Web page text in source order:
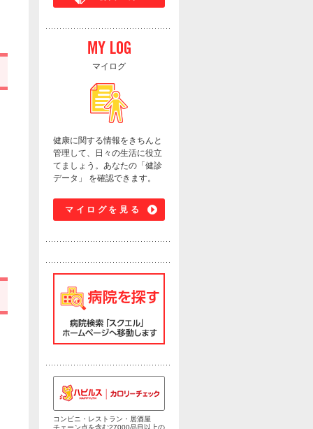
マイログ
健康に関する情報をきちんと
管理して、日々の生活に役立
てましょう。あなたの「健診
データ」 を確認できます。
マイログを見る
コンビニ・レストラン・居酒屋
チェーン点を含む27000品目以上の